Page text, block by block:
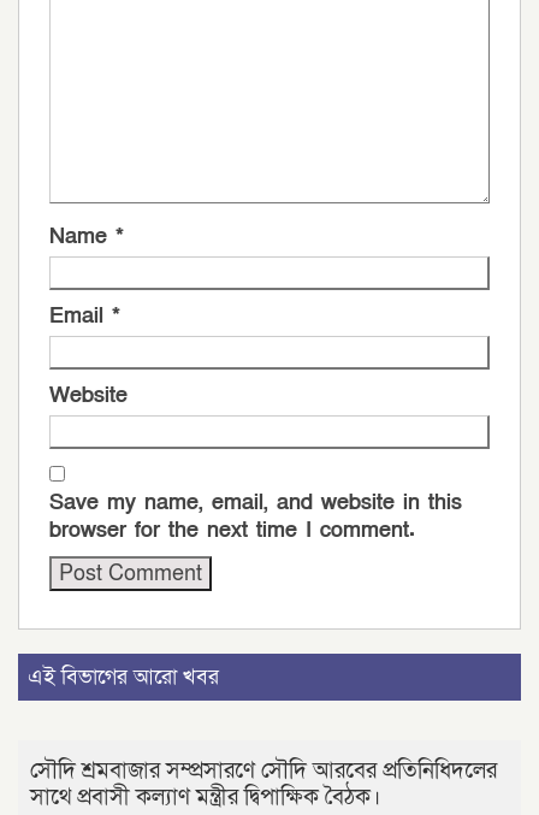
Name *
Email *
Website
Save my name, email, and website in this
browser for the next time I comment.
এই বিভাগের আরো খবর
সৌদি শ্রমবাজার সম্প্রসারণে সৌদি আরবের প্রতিনিধিদলের
সাথে প্রবাসী কল্যাণ মন্ত্রীর দ্বিপাক্ষিক বৈঠক।